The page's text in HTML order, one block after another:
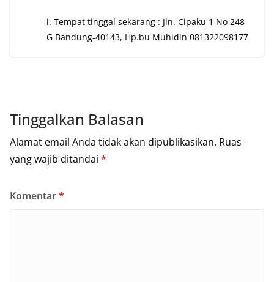
i. Tempat tinggal sekarang : Jln. Cipaku 1 No 248
G Bandung-40143, Hp.bu Muhidin 081322098177
Tinggalkan Balasan
Alamat email Anda tidak akan dipublikasikan. Ruas
yang wajib ditandai *
Komentar*